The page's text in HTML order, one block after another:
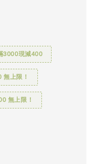
3000現減400
上限！
無上限！